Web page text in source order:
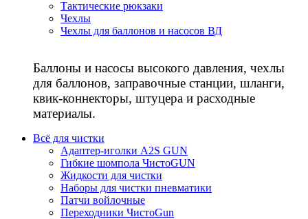
Тактические рюкзаки
Чехлы
Чехлы для баллонов и насосов ВД
Баллоны и насосы высокого давления, чехлы
для баллонов, заправочные станции, шланги,
квик-коннекторы, штуцера и расходные
материалы.
Всё для чистки
Адаптер-иголки A2S GUN
Гибкие шомпола ЧистоGUN
Жидкости для чистки
Наборы для чистки пневматики
Патчи войлочные
Переходники ЧистоGun